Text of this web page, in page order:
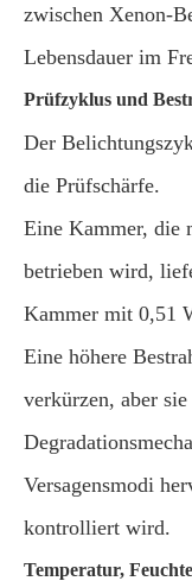
zwischen Xenon-
Lebensdauer im
Prüfzyklus und
Der
die Prüfschärfe.
Eine Kammer, die
betrieben wird,
Kammer mit 0,51
Eine höhere
verkürzen, aber
Versagensmodi
kontrolliert wird.
Temperatur,